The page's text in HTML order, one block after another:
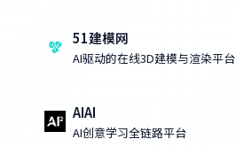
51建模网
AI驱动的在线3D建模与渲染平台
AIAI
AI创意学习全链路平台